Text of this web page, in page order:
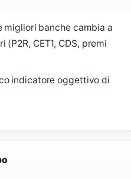
migliori banche cambia a
CET1, CDS, premi
indicatore oggettivo di